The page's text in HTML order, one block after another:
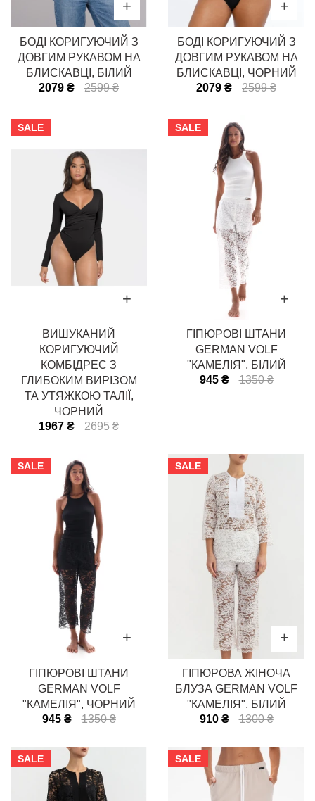
БОДІ КОРИГУЮЧИЙ З
ДОВГИМ РУКАВОМ НА
БЛИСКАВЦІ, БІЛИЙ
2079 ₴
2599 ₴
БОДІ КОРИГУЮЧИЙ З
ДОВГИМ РУКАВОМ НА
БЛИСКАВЦІ, ЧОРНИЙ
2079 ₴
2599 ₴
SALE
ВИШУКАНИЙ
КОРИГУЮЧИЙ
КОМБІДРЕС З
ГЛИБОКИМ ВИРІЗОМ
ТА УТЯЖКОЮ ТАЛІЇ,
ЧОРНИЙ
1967 ₴
2695 ₴
SALE
ГІПЮРОВІ ШТАНИ
GERMAN VOLF
"КАМЕЛІЯ", БІЛИЙ
945 ₴
1350 ₴
SALE
ГІПЮРОВІ ШТАНИ
GERMAN VOLF
"КАМЕЛІЯ", ЧОРНИЙ
945 ₴
1350 ₴
SALE
ГІПЮРОВА ЖІНОЧА
БЛУЗА GERMAN VOLF
"КАМЕЛІЯ", БІЛИЙ
910 ₴
1300 ₴
SALE SALE